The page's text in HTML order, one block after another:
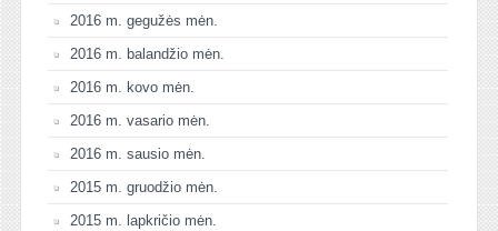
2016 m. gegužės mėn.
2016 m. balandžio mėn.
2016 m. kovo mėn.
2016 m. vasario mėn.
2016 m. sausio mėn.
2015 m. gruodžio mėn.
2015 m. lapkričio mėn.